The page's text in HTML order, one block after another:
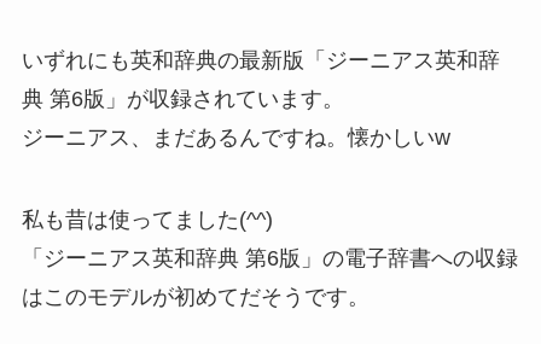
いずれにも英和辞典の最新版「ジーニアス英和辞
典 第6版」が収録されています。
ジーニアス、まだあるんですね。懐かしいw
私も昔は使ってました(^^)
「ジーニアス英和辞典 第6版」の電子辞書への収録
はこのモデルが初めてだそうです。